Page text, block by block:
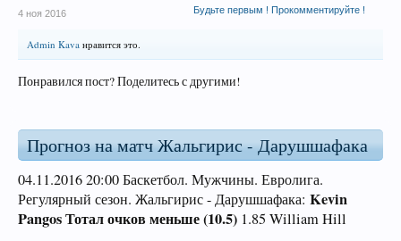
Будьте первым ! Прокомментируйте !
4 ноя 2016
Admin Kava нравится это.
Понравился пост? Поделитесь с другими!
Прогноз на матч Жальгирис - Дарушшафака
04.11.2016 20:00 Баскетбол. Мужчины. Евролига.
Регулярный сезон. Жальгирис - Дарушшафака: Kevin
Pangos Тотал очков меньше (10.5) 1.85 William Hill